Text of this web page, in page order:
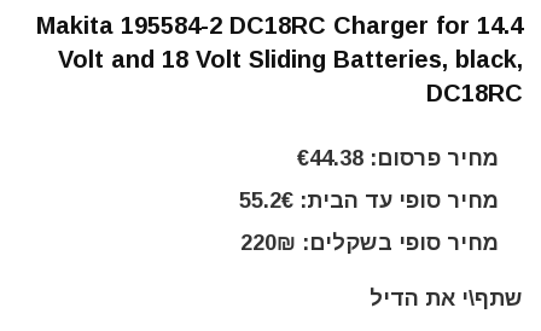
Makita 195584-2 DC18RC Charger for 14.4
Volt and 18 Volt Sliding Batteries, black,
DC18RC
מחיר פרסום: €44.38
מחיר סופי עד הבית: 55.2€
מחיר סופי בשקלים: 220₪
שתף\י את הדיל